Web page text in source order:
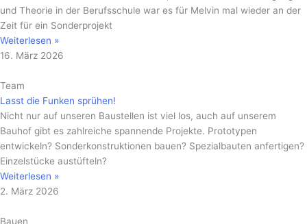
und Theorie in der Berufsschule war es für Melvin mal wieder an der
Zeit für ein Sonderprojekt
Weiterlesen »
16. März 2026
Team
Lasst die Funken sprühen!
Nicht nur auf unseren Baustellen ist viel los, auch auf unserem
Bauhof gibt es zahlreiche spannende Projekte. Prototypen
entwickeln? Sonderkonstruktionen bauen? Spezialbauten anfertigen?
Einzelstücke austüfteln?
Weiterlesen »
2. März 2026
Bauen